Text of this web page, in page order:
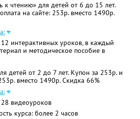
к чтению» для детей от 6 до 15 лет.
на сайте: 253р. вместо 1490р.
12 интерактивных уроков, в каждый
и методическое пособие в
детей от 2 до 7 лет. Купон за 253р. и
вместо 1490р. Скидка 66%
28 видеоуроков
курса: более 2 часов